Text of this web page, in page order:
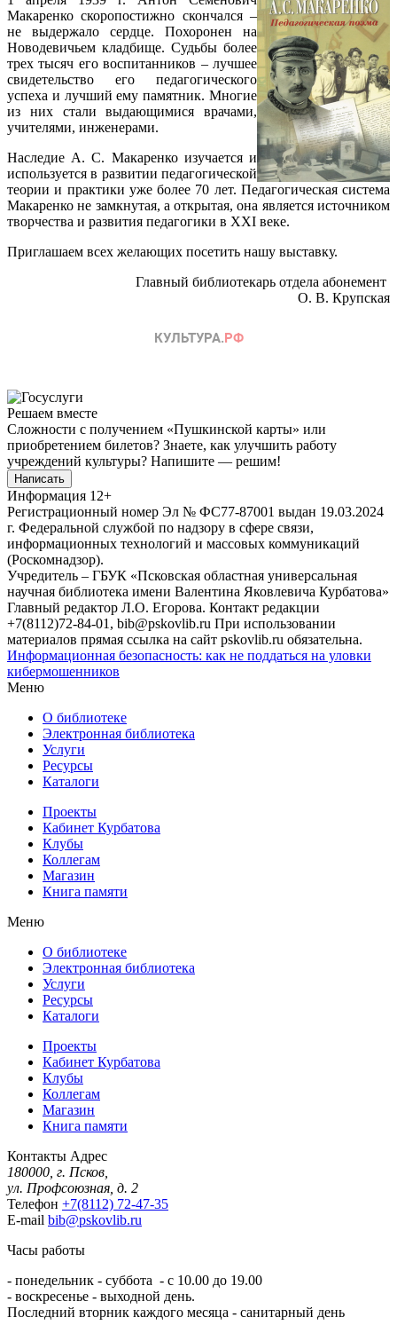
Макаренко скоропостижно скончался –
не выдержало сердце. Похоронен на
Новодевичьем кладбище. Судьбы более
трех тысяч его воспитанников – лучшее
свидетельство его педагогического
успеха и лучший ему памятник. Многие
из них стали выдающимися врачами,
учителями, инженерами.
Наследие А. С. Макаренко изучается и
используется в развитии педагогической
теории и практики уже более 70 лет. Педагогическая система
Макаренко не замкнутая, а открытая, она является источником
творчества и развития педагогики в XXI веке.
Приглашаем всех желающих посетить нашу выставку.
Главный библиотекарь отдела абонемент
О. В. Крупская
Решаем вместе
Сложности с получением «Пушкинской карты» или
приобретением билетов? Знаете, как улучшить работу
учреждений культуры? Напишите — решим!
Написать
Информация 12+
Регистрационный номер Эл № ФС77-87001 выдан 19.03.2024
г. Федеральной службой по надзору в сфере связи,
информационных технологий и массовых коммуникаций
(Роскомнадзор).
Учредитель – ГБУК «Псковская областная универсальная
научная библиотека имени Валентина Яковлевича Курбатова»
Главный редактор Л.О. Егорова. Контакт редакции
+7(8112)72-84-01, bib@pskovlib.ru При использовании
материалов прямая ссылка на сайт pskovlib.ru обязательна.
Информационная безопасность: как не поддаться на уловки
кибермошенников
Меню
О библиотеке
Электронная библиотека
Услуги
Ресурсы
Каталоги
Проекты
Кабинет Курбатова
Клубы
Коллегам
Магазин
Книга памяти
Меню
О библиотеке
Электронная библиотека
Услуги
Ресурсы
Каталоги
Проекты
Кабинет Курбатова
Клубы
Коллегам
Магазин
Книга памяти
Контакты Адрес
180000, г. Псков,
ул. Профсоюзная, д. 2
Телефон +7(8112) 72-47-35
E-mail bib@pskovlib.ru
Часы работы
- понедельник - суббота - с 10.00 до 19.00
- воскресенье - выходной день.
Последний вторник каждого месяца - санитарный день